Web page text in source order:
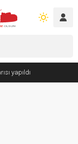
yapıldı